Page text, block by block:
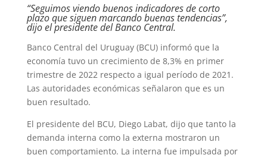
“Seguimos viendo buenos indicadores de corto
plazo que siguen marcando buenas tendencias”,
dijo el presidente del Banco Central.
Banco Central del Uruguay (BCU) informó que la
economía tuvo un crecimiento de 8,3% en primer
trimestre de 2022 respecto a igual período de 2021.
Las autoridades económicas señalaron que es un
buen resultado.
El presidente del BCU, Diego Labat, dijo que tanto la
demanda interna como la externa mostraron un
buen comportamiento. La interna fue impulsada por